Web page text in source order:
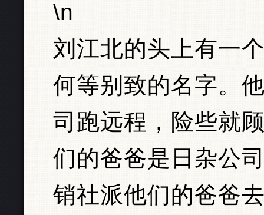
\n
刘江北的头上有一
何等别致的名字。
司跑远程，险些就
们的爸爸是日杂公
销社派他们的爸爸